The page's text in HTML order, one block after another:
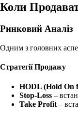
Коли
Ринковий Аналіз
Одним з головних
Стратегії Продажу
HODL (Hold On
Stop-Loss –
Take Profit –